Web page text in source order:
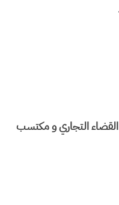
التجاري و مكتسب